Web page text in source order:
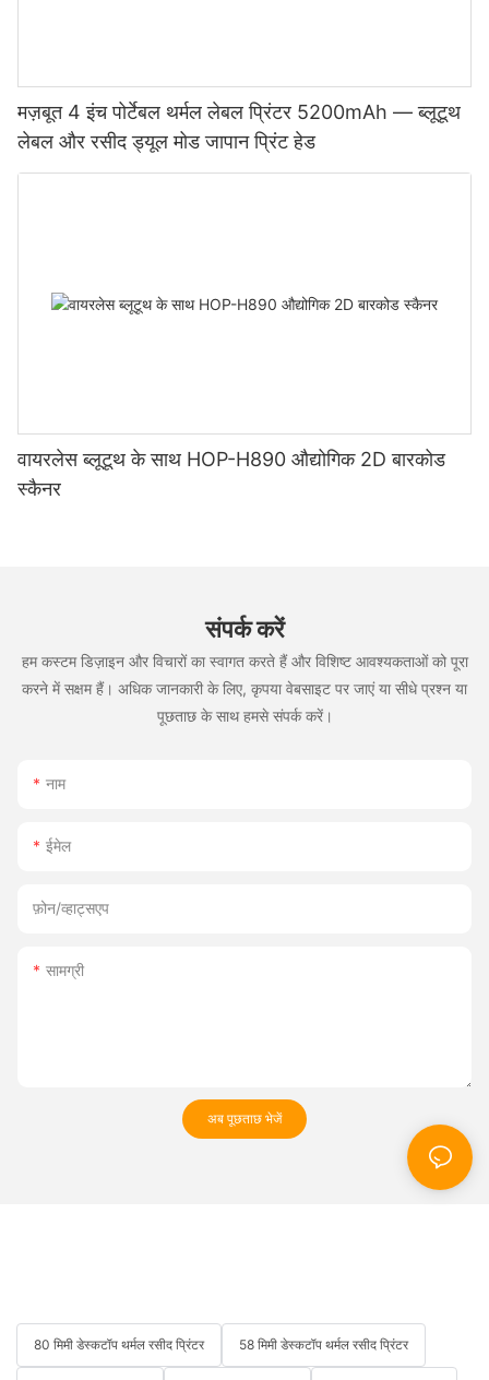
मज़बूत 4 इंच पोर्टेबल थर्मल लेबल प्रिंटर 5200mAh — ब्लूटूथ
लेबल और रसीद ड्यूल मोड जापान प्रिंट हेड
वायरलेस ब्लूटूथ के साथ HOP-H890 औद्योगिक 2D बारकोड
स्कैनर
संपर्क करें
हम कस्टम डिज़ाइन और विचारों का स्वागत करते हैं और विशिष्ट आवश्यकताओं को पूरा
करने में सक्षम हैं। अधिक जानकारी के लिए, कृपया वेबसाइट पर जाएं या सीधे प्रश्न या
पूछताछ के साथ हमसे संपर्क करें।
नाम
ईमेल
फ़ोन/व्हाट्सएप
सामग्री
अब पूछताछ भेजें
80 मिमी डेस्कटॉप थर्मल रसीद प्रिंटर 58 मिमी डेस्कटॉप थर्मल रसीद प्रिंटर